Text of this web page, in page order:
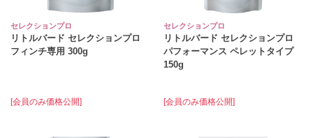
セレクションプロ
リトルバード セレクションプロ
フィンチ専用 300g
[会員のみ価格公開]
セレクションプロ
リトルバード セレクションプロ
パフォーマンス ペレットタイプ
150g
[会員のみ価格公開]